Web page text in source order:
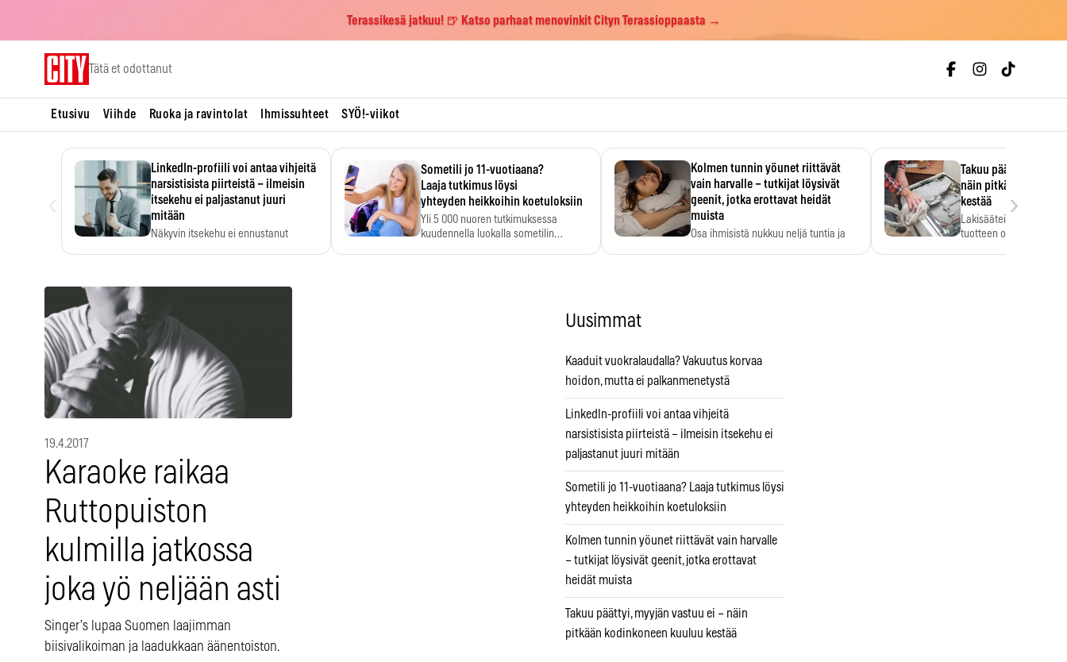
Terassikesä jatkuu! 🍺 Katso parhaat menovinkit Cityn Terassioppaasta →
Tätä et odottanut
Etusivu Viihde Ruoka ja ravintolat Ihmissuhteet SYÖ!-viikot
LinkedIn-profiili voi antaa vihjeitä
narsistisista piirteistä – ilmeisin
itsekehu ei paljastanut juuri
mitään
Näkyvin itsekehu ei ennustanut
Sometili jo 11-vuotiaana?
Laaja tutkimus löysi
yhteyden heikkoihin koetuloksiin
Yli 5 000 nuoren tutkimuksessa
kuudennella luokalla sometilin…
Kolmen tunnin yöunet riittävät
vain harvalle – tutkijat löysivät
geenit, jotka erottavat heidät
muista
Osa ihmisistä nukkuu neljä tuntia ja
Takuu päättyi,
näin pitkään
kestää
Lakisääteinen
tuotteen oletetun
›
19.4.2017
Karaoke raikaa
Ruttopuiston
kulmilla jatkossa
joka yö neljään asti
Singer’s lupaa Suomen laajimman
biisivalikoiman ja laadukkaan äänentoiston.
Uusimmat
Kaaduit vuokralaudalla? Vakuutus korvaa
hoidon, mutta ei palkanmenetystä
LinkedIn-profiili voi antaa vihjeitä
narsistisista piirteistä – ilmeisin itsekehu ei
paljastanut juuri mitään
Sometili jo 11-vuotiaana? Laaja tutkimus löysi
yhteyden heikkoihin koetuloksiin
Kolmen tunnin yöunet riittävät vain harvalle
– tutkijat löysivät geenit, jotka erottavat
heidät muista
Takuu päättyi, myyjän vastuu ei – näin
pitkään kodinkoneen kuuluu kestää